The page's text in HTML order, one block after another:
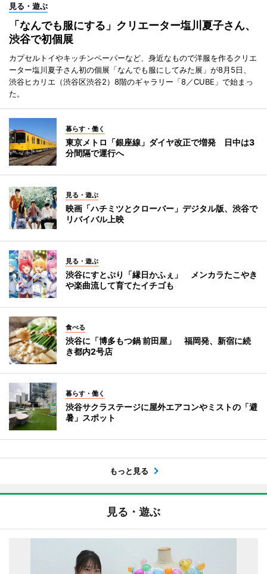
見る・遊ぶ
「なんでも服にする」クリエーター塩川夏子さん、
渋谷で初個展
カプセルトイやキッチンペーパーなど、身近なもので洋服を作るクリエ
ーター塩川夏子さん初の個展「なんでも服にしてみた展」が8月5日、
渋谷ヒカリエ（渋谷区渋谷2）8階のギャラリー「8／CUBE」で始まっ
た。
暮らす・働く
東京メトロ「銀座線」ダイヤ改正で増発 日中は3
分間隔で運行へ
見る・遊ぶ
映画「ハチミツとクローバー」デジタル版、渋谷で
リバイバル上映
見る・遊ぶ
渋谷にすとぷり「縁日かふぇ」 メンカラたこやき
や楽曲流して育てたイチゴも
食べる
渋谷に「博多もつ鍋 前田屋」 福岡発、新宿に続
き都内2号店
暮らす・働く
渋谷サクラステージに屋外エアコンやミストの「避
暑」スポット
もっと見る
見る・遊ぶ